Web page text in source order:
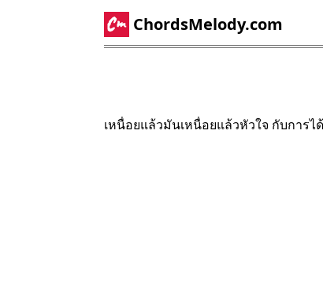
ChordsMelody.com
เหนื่อยแล้วมันเหนื่อยแล้วหัวใจ กับการได้